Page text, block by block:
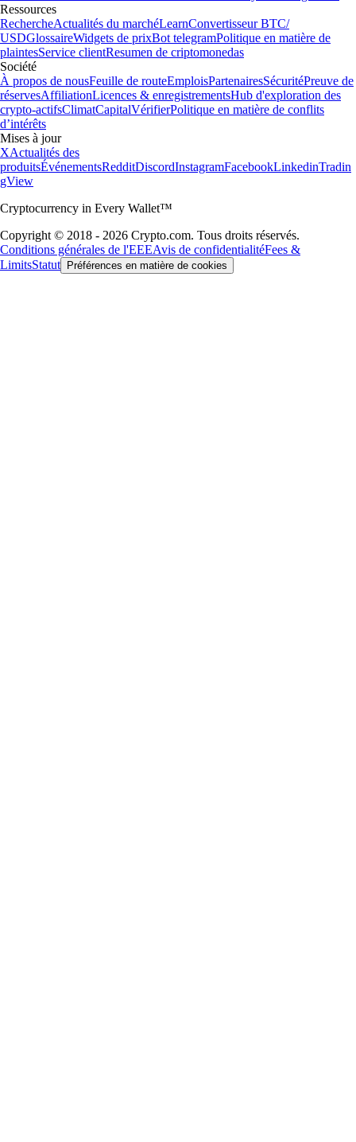
Ressources
RechercheActualités du marchéLearnConvertisseur BTC/
USDGlossaireWidgets de prixBot telegramPolitique en matière de
plaintesService clientResumen de criptomonedas
Société
À propos de nousFeuille de routeEmploisPartenairesSécuritéPreuve de
réservesAffiliationLicences & enregistrementsHub d'exploration des
crypto-actifsClimatCapitalVérifierPolitique en matière de conflits
d’intérêts
Mises à jour
XActualités des
produitsÉvénementsRedditDiscordInstagramFacebookLinkedinTradin
gView
Cryptocurrency in Every Wallet™
Copyright © 2018 - 2026 Crypto.com. Tous droits réservés.
Conditions générales de l'EEEAvis de confidentialitéFees &
LimitsStatut Préférences en matière de cookies